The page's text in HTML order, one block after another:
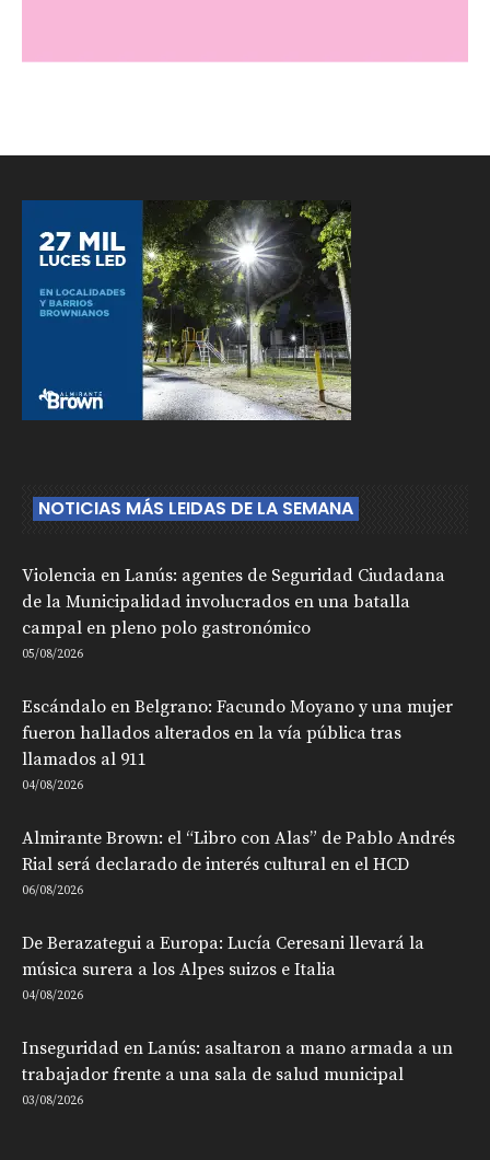
NOTICIAS MÁS LEIDAS DE LA SEMANA
Violencia en Lanús: agentes de Seguridad Ciudadana
de la Municipalidad involucrados en una batalla
campal en pleno polo gastronómico
05/08/2026
Escándalo en Belgrano: Facundo Moyano y una mujer
fueron hallados alterados en la vía pública tras
llamados al 911
04/08/2026
Almirante Brown: el “Libro con Alas” de Pablo Andrés
Rial será declarado de interés cultural en el HCD
06/08/2026
De Berazategui a Europa: Lucía Ceresani llevará la
música surera a los Alpes suizos e Italia
04/08/2026
Inseguridad en Lanús: asaltaron a mano armada a un
trabajador frente a una sala de salud municipal
03/08/2026